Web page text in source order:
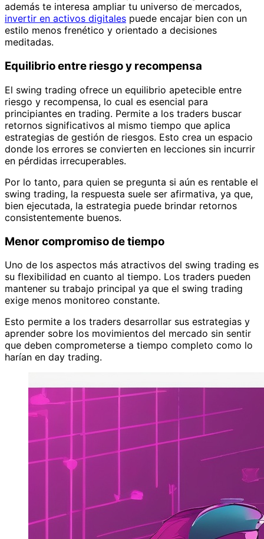
además te interesa ampliar tu universo de mercados,
invertir en activos digitales puede encajar bien con un
estilo menos frenético y orientado a decisiones
meditadas.
Equilibrio entre riesgo y recompensa
El swing trading ofrece un equilibrio apetecible entre
riesgo y recompensa, lo cual es esencial para
principiantes en trading. Permite a los traders buscar
retornos significativos al mismo tiempo que aplica
estrategias de gestión de riesgos. Esto crea un espacio
donde los errores se convierten en lecciones sin incurrir
en pérdidas irrecuperables.
Por lo tanto, para quien se pregunta si aún es rentable el
swing trading, la respuesta suele ser afirmativa, ya que,
bien ejecutada, la estrategia puede brindar retornos
consistentemente buenos.
Menor compromiso de tiempo
Uno de los aspectos más atractivos del swing trading es
su flexibilidad en cuanto al tiempo. Los traders pueden
mantener su trabajo principal ya que el swing trading
exige menos monitoreo constante.
Esto permite a los traders desarrollar sus estrategias y
aprender sobre los movimientos del mercado sin sentir
que deben comprometerse a tiempo completo como lo
harían en day trading.